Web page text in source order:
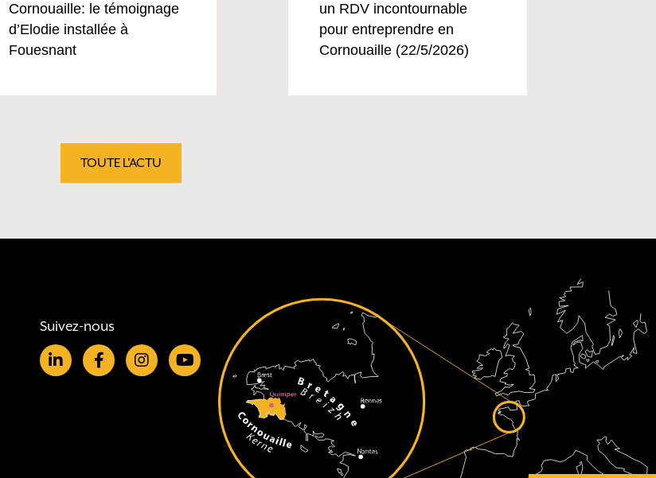
Cornouaille: le témoignage
d’Elodie installée à
Fouesnant
un RDV incontournable
pour entreprendre en
Cornouaille (22/5/2026)
TOUTE L'ACTU
Suivez-nous